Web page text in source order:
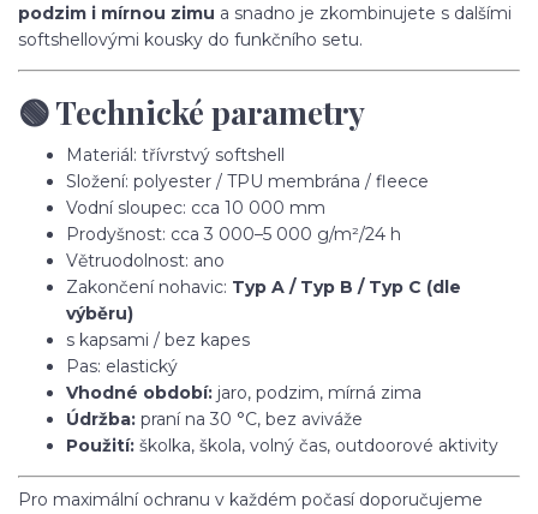
podzim i mírnou zimu a snadno je zkombinujete s dalšími
softshellovými kousky do funkčního setu.
🟢 Technické parametry
Materiál: třívrstvý softshell
Složení: polyester / TPU membrána / fleece
Vodní sloupec: cca 10 000 mm
Prodyšnost: cca 3 000–5 000 g/m²/24 h
Větruodolnost: ano
Zakončení nohavic: Typ A / Typ B / Typ C (dle
výběru)
s kapsami / bez kapes
Pas: elastický
Vhodné období: jaro, podzim, mírná zima
Údržba: praní na 30 °C, bez aviváže
Použití: školka, škola, volný čas, outdoorové aktivity
Pro maximální ochranu v každém počasí doporučujeme